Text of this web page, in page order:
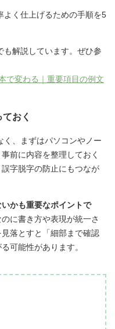
よく仕上げるための手順を5
も解説しています。ぜひ参
で変わる｜重要項目の例文
おく
く、まずはパソコンやノー
前に内容を整理しておく
字脱字の防止にもつなが
かも重要なポイントで
に書き方や表現が統一さ
落とすと「細部まで確認
可能性があります。